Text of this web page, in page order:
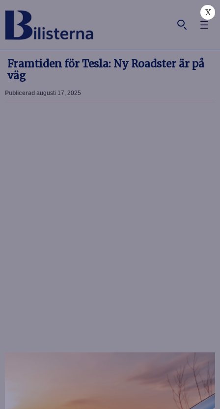
X
Framtiden för Tesla: Ny Roadster är på
väg
Publicerad augusti 17, 2025